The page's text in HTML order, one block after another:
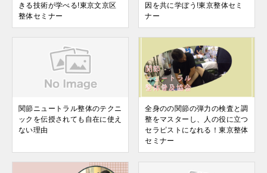
きる技術が学べる!東京文京区
整体セミナー
因を共に学ぼう!東京整体セミ
ナー
関節ニュートラル整体のテクニ
ックを伝授されても自在に使え
ない理由
全身のの関節の弾力の検査と調
整をマスターし、人の役に立つ
セラピストになれる！東京整体
セミナー